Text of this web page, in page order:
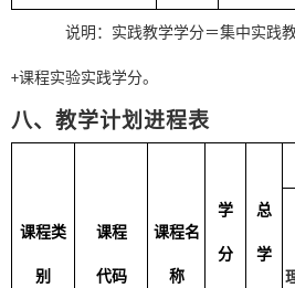
说明：实践教学学分＝集中实践
+课程实验实践学分。
八、 教学计划进程表
课程类
别
课程
代码
课程名
称
学
分
总
学